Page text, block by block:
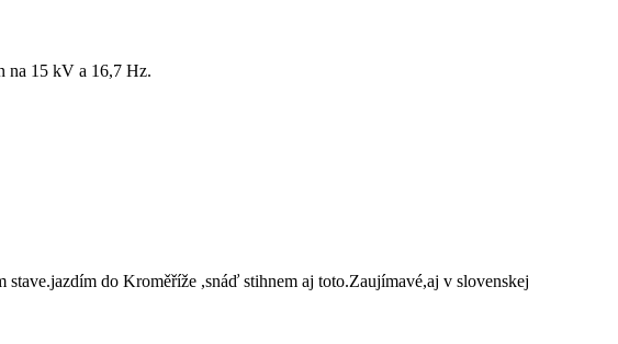
na 15 kV a 16,7 Hz.
do Kroměříže ,snáď stihnem aj toto.Zaujímavé,aj v slovenskej